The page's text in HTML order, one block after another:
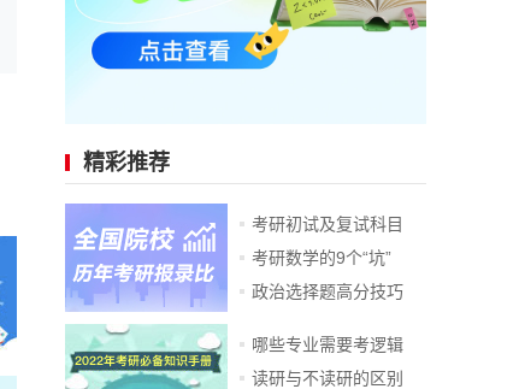
精彩推荐
考研初试及复试科目
考研数学的9个“坑”
政治选择题高分技巧
哪些专业需要考逻辑
读研与不读研的区别